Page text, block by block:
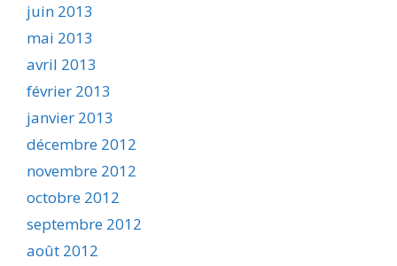
juin 2013
mai 2013
avril 2013
février 2013
janvier 2013
décembre 2012
novembre 2012
octobre 2012
septembre 2012
août 2012